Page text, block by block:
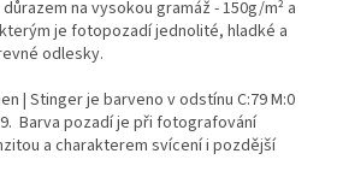
na vysokou gramáž - 150g/m² a
je fotopozadí jednolité, hladké a
odlesky.
| Stinger je barveno v odstínu C:79 M:0
Barva pozadí je při fotografování
a charakterem svícení i pozdější